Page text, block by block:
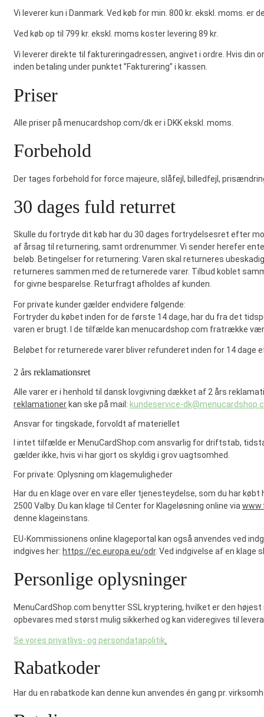
Vi leverer kun i Danmark. Ved køb for min. 800 kr. ekskl . moms. er
Ved køb op til 799 kr. ekskl. moms koster levering 89 kr.
Vi leverer direkte til faktureringadressen, angivet i ordre. Hvis
inden betaling under punktet ”Fakturering” i kassen.
Priser
Alle priser på menucardshop.com/dk er i DKK ekskl. moms.
Forbehold
Der tages forbehold for force majeure, slåfejl, billedfejl,
30 dages fuld returret
Skulle du fortryde dit køb har du 30 dages fortrydelsesret efter
af årsag til returnering, samt ordrenummer. Vi sender herefer
beløb. Betingelser for returnering: Varen skal returneres
returneres sammen med de returnerede varer. Tilbud koblet
for givne besparelse. Returfragt afholdes af kunden.
For private kunder gælder endvidere følgende:
Fortryder du købet inden for de første 14 dage, har du fra det
varen er brugt. I de tilfælde kan menucardshop.com fratrække
Beløbet for returnerede varer bliver refunderet inden for 14
2 års reklamationsret
Alle varer er i henhold til dansk lovgivning dækket af 2 års
reklamationer kan ske på mail: kundeservice-
Ansvar for tingskade, forvoldt af materiellet
I intet tilfælde er MenuCardShop.com ansvarlig for driftstab,
gælder ikke, hvis vi har gjort os skyldig i grov uagtsomhed.
For private: Oplysning om klagemuligheder
Har du en klage over en vare eller tjenesteydelse, som du har
2500 Valby. Du kan klage til Center for Klageløsning online via
denne klageinstans.
EU-Kommissionens online klageportal kan også anvendes ved
indgives her: https://ec.europa.eu/odr. Ved indgivelse af en klage
Personlige oplysninger
MenuCardShop.com benytter SSL kryptering, hvilket er den
opbevares med størst mulig sikkerhed og kan videregives til
Se vores privatlivs- og persondatapolitik
Rabatkoder
Har du en rabatkode kan denne kun anvendes én gang pr.